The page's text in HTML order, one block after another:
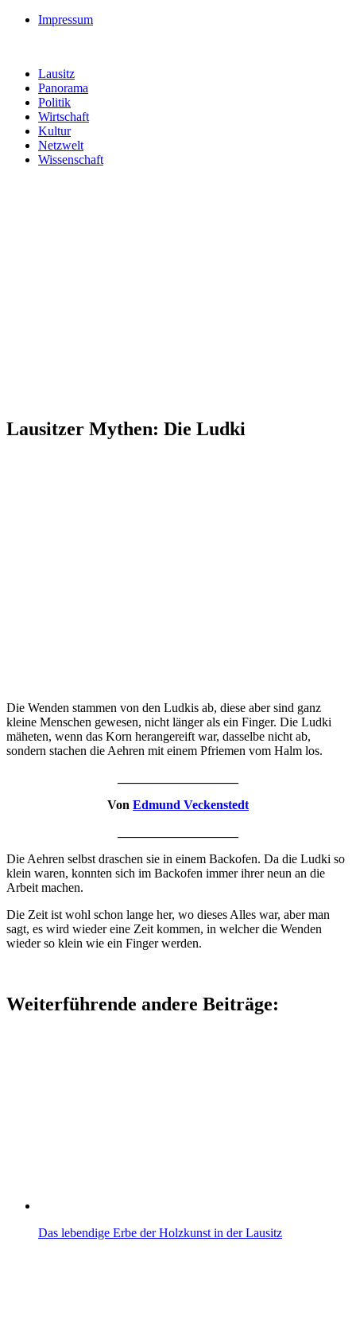
Impressum
Lausitz
Panorama
Politik
Wirtschaft
Kultur
Netzwelt
Wissenschaft
Lausitzer Mythen: Die Ludki
Die Wenden stammen von den Ludkis ab, diese aber sind ganz
kleine Menschen gewesen, nicht länger als ein Finger. Die Ludki
mäheten, wenn das Korn herangereift war, dasselbe nicht ab,
sondern stachen die Aehren mit einem Pfriemen vom Halm los.
Von Edmund Veckenstedt
Die Aehren selbst draschen sie in einem Backofen. Da die Ludki so
klein waren, konnten sich im Backofen immer ihrer neun an die
Arbeit machen.
Die Zeit ist wohl schon lange her, wo dieses Alles war, aber man
sagt, es wird wieder eine Zeit kommen, in welcher die Wenden
wieder so klein wie ein Finger werden.
Weiterführende andere Beiträge:
Das lebendige Erbe der Holzkunst in der Lausitz